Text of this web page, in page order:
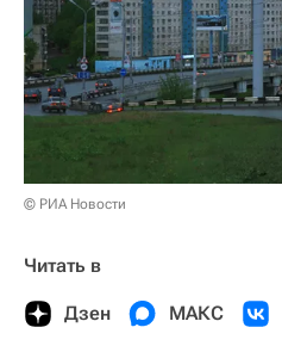
© РИА Новости
Читать в
Дзен МАКС